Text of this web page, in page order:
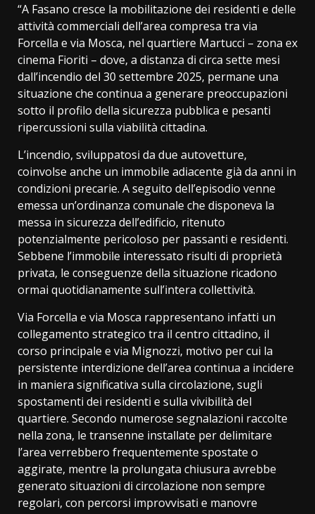
“A Fasano cresce la mobilitazione dei residenti e delle
attività commerciali dell’area compresa tra via
Forcella e via Mosca, nel quartiere Martucci – zona ex
cinema Fioriti – dove, a distanza di circa sette mesi
dall’incendio del 30 settembre 2025, permane una
situazione che continua a generare preoccupazioni
sotto il profilo della sicurezza pubblica e pesanti
ripercussioni sulla viabilità cittadina.
L’incendio, sviluppatosi da due autovetture,
coinvolse anche un immobile adiacente già da anni in
condizioni precarie. A seguito dell’episodio venne
emessa un’ordinanza comunale che disponeva la
messa in sicurezza dell’edificio, ritenuto
potenzialmente pericoloso per passanti e residenti.
Sebbene l’immobile interessato risulti di proprietà
privata, le conseguenze della situazione ricadono
ormai quotidianamente sull’intera collettività.
Via Forcella e via Mosca rappresentano infatti un
collegamento strategico tra il centro cittadino, il
corso principale e via Mignozzi, motivo per cui la
persistente interdizione dell’area continua a incidere
in maniera significativa sulla circolazione, sugli
spostamenti dei residenti e sulla vivibilità del
quartiere. Secondo numerose segnalazioni raccolte
nella zona, le transenne installate per delimitare
l’area verrebbero frequentemente spostate o
aggirate, mentre la prolungata chiusura avrebbe
generato situazioni di circolazione non sempre
regolari, con percorsi improvvisati e manovre